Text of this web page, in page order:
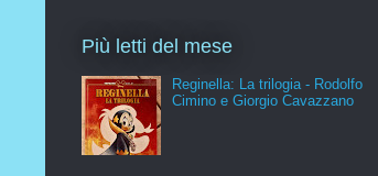
Più letti del mese
Reginella: La trilogia - Rodolfo
Cimino e Giorgio Cavazzano